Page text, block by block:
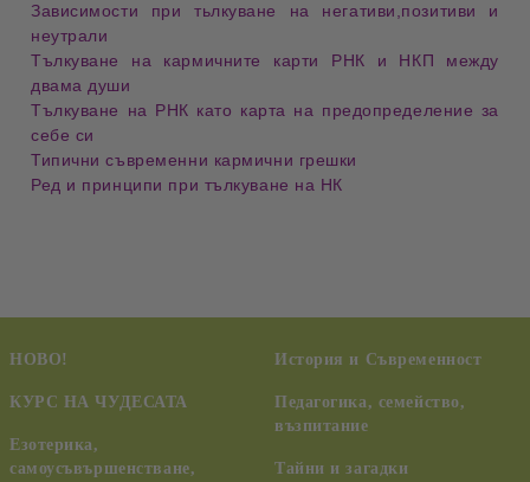
Зависимости при тьлкуване на негативи,позитиви и
неутрали
Тълкуване на кармичните карти РНК и НКП между
двама души
Тълкуване на РНК като карта на предопределение за
себе си
Типични съвременни кармични грешки
Ред и принципи при тълкуване на НК
НОВО!
КУРС НА ЧУДЕСАТА
Езотерика,
самоусъвършенстване,
История и Съвременност
Педагогика, семейство,
възпитание
Тайни и загадки